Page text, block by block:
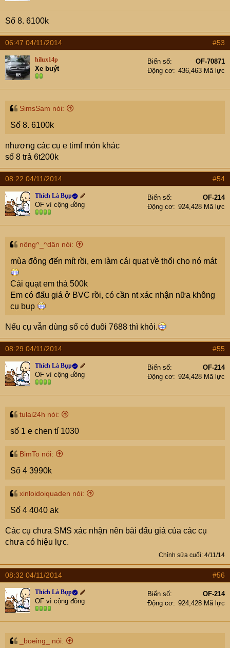
Số 8. 6100k
06:47 04/11/2014 #53
hilux14p
Xe buýt
Biển số
OF-70871
Động cơ
436,463 Mã lực
SimsSam nói:
Số 8. 6100k
nhương các cụ e timf món khác
số 8 trả 6t200k
08:22 04/11/2014 #54
Thích Là Bụp
OF vì cộng đồng
Biển số
OF-214
Động cơ
924,428 Mã lực
nông^_^dân nói:
mùa đông đến mít rồi, em làm cái quạt về thổi cho nó mát
Cái quạt em thả 500k
Em có đấu giá ở BVC rồi, có cần nt xác nhận nữa không
cụ bụp
Nếu cụ vẫn dùng số có đuôi 7688 thì khỏi.
08:29 04/11/2014 #55
Thích Là Bụp
OF vì cộng đồng
Biển số
OF-214
Động cơ
924,428 Mã lực
tulai24h nói:
số 1 e chen tí 1030
BimTo nói:
Số 4 3990k
xinloidoiquaden nói:
Số 4 4040 ak
Các cụ chưa SMS xác nhận nên bài đấu giá của các cụ
chưa có hiệu lực.
Chỉnh sửa cuối: 4/11/14
08:32 04/11/2014 #56
Thích Là Bụp
OF vì cộng đồng
Biển số
OF-214
Động cơ
924,428 Mã lực
_boeing_ nói: